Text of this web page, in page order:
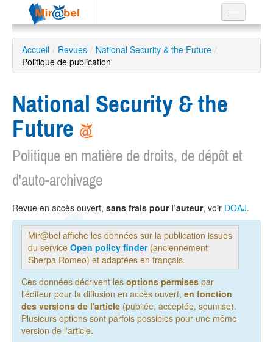
Le réseau
Soutien
Recherche
avancée
EN
?
Accueil / Revues / National Security & the Future /
Politique de publication
National Security & the
Future
Politique en matière de droits, de dépôt et
d'auto-archivage
Revue en accès ouvert, sans frais pour l’auteur, voir DOAJ.
Mir@bel affiche les données sur la publication issues
du service Open policy finder(anciennement
Sherpa Romeo) et adaptées en français.
Ces données décrivent les options permises par
l'éditeur pour la diffusion en accès ouvert, en fonction
des versions de l'article (publiée, acceptée, soumise).
Plusieurs options sont parfois possibles pour une même
version de l'article.